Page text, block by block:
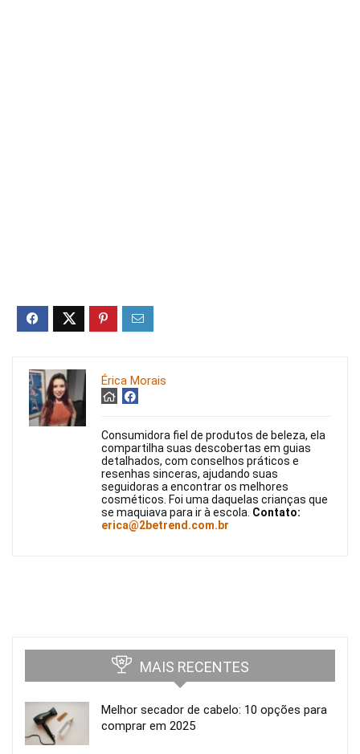
Érica Morais
Consumidora fiel de produtos de beleza, ela
compartilha suas descobertas em guias
detalhados, com conselhos práticos e
resenhas sinceras, ajudando suas
seguidoras a encontrar os melhores
cosméticos. Foi uma daquelas crianças que
se maquiava para ir à escola. Contato:
erica@2betrend.com.br
MAIS RECENTES
Melhor secador de cabelo: 10 opções para
comprar em 2025